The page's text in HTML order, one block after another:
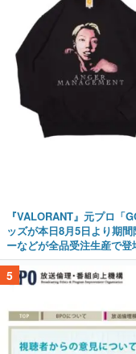
『VALORANT』元プロ「
ッズが本日8月5日より期
ーなどが全品受注生産で
5